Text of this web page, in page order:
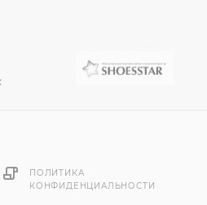
ПОЛИТИКА
КОНФИДЕНЦИАЛЬНОСТИ